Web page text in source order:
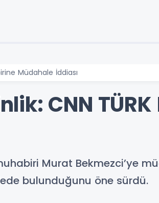
Müdahale İddiası
CNN
Murat Bekmezci’ye
bulunduğunu öne sürdü.